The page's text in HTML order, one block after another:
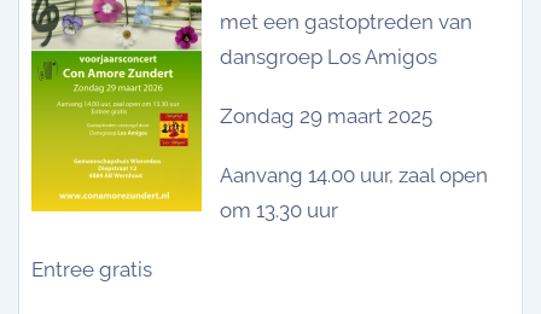
met een gastoptreden van
dansgroep Los Amigos
Zondag 29 maart 2025
Aanvang 14.00 uur, zaal open
om 13.30 uur
Entree gratis